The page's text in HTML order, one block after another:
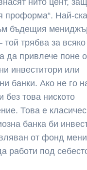
нито цент,
проформа“. Най-
бъдещия
той трябва за
да привлече поне
инвеститори или
банки. Ако не го
без това ниското
Това е
банка би
от фонд
работи под